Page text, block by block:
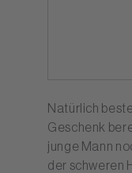
Natürlich
Geschenk
junge Mann
der schweren